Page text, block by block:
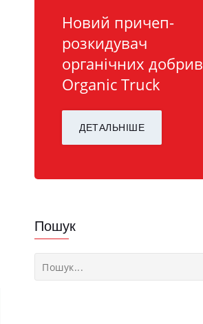
Новий причеп-
розкидувач
органічних добрив
Organic Truck
ДЕТАЛЬНІШЕ
Пошук